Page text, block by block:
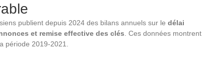
publient depuis 2024 des bilans annuels sur le délai
et remise effective des clés . Ces données montrent
période 2019-2021.